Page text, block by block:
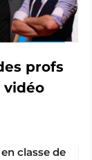
profs
vidéo
classe de